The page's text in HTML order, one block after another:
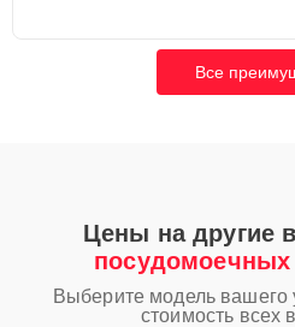
Все
Цены на другие
Выберите модель вашего
стоимость всех